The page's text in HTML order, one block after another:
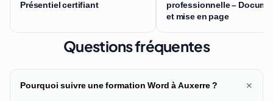
Présentiel certifiant
professionnelle –
et mise en page
Questions fréquentes
Pourquoi suivre une formation Word à Auxerre ? +